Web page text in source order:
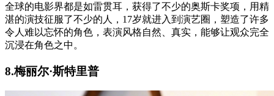
全球的电影界都是如雷贯耳，获得了不少的奥斯卡奖项，用精
湛的演技征服了不少的人，17岁就进入到演艺圈，塑造了许多
令人难以忘怀的角色，表演风格自然、真实，能够让观众完全
沉浸在角色之中。
8.梅丽尔·斯特里普